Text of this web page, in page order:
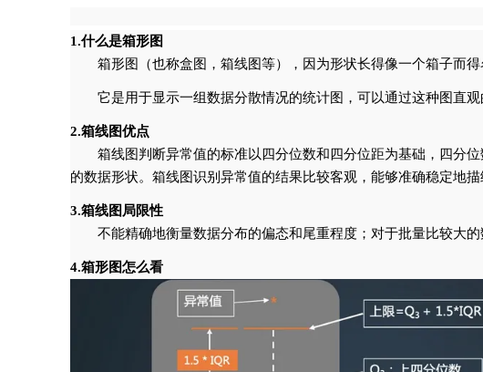
1.什么是箱形图
箱形图（也称盒图，箱线图等），因为形状长得像一个箱子而得
它是用于显示一组数据分散情况的统计图，可以通过这种图直观
2.箱线图优点
箱线图判断异常值的标准以四分位数和四分位距为基础，四分
的数据形状。箱线图识别异常值的结果比较客观，能够准确稳定地
3.箱线图局限性
不能精确地衡量数据分布的偏态和尾重程度；对于批量比较大
4.箱形图怎么看